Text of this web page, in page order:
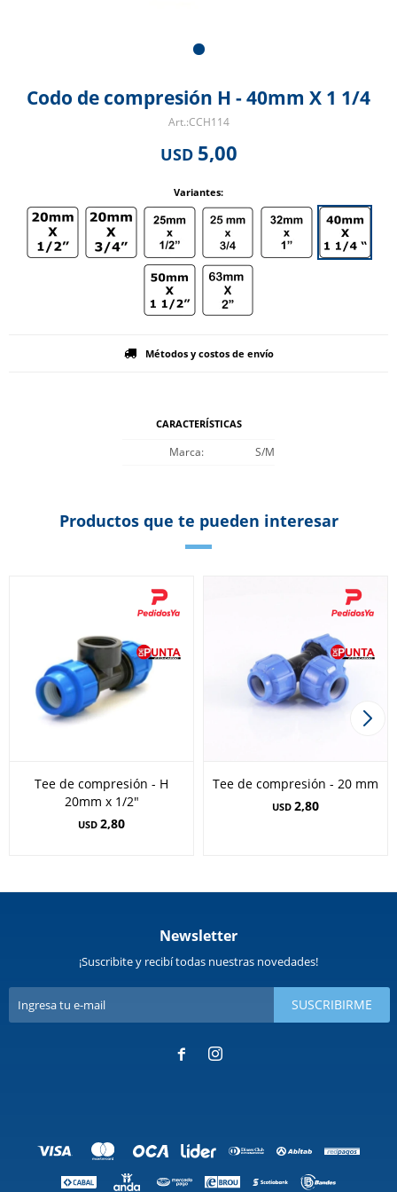
Codo de compresión H - 40mm X 1 1/4
CCH114
USD 5,00
Variantes:
Métodos y costos de envío
CARACTERÍSTICAS
Marca S/M
Productos que te pueden interesar
Tee de compresión - H
20mm x 1/2"
USD 2,80
Tee de compresión - 20 mm
USD 2,80
Newsletter
¡Suscribite y recibí todas nuestras novedades!
SUSCRIBIRME
 